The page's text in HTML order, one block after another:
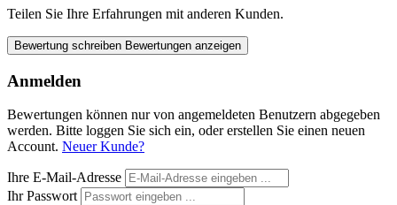
Teilen Sie Ihre Erfahrungen mit anderen Kunden.
Bewertung schreiben Bewertungen anzeigen
Anmelden
Bewertungen können nur von angemeldeten Benutzern abgegeben
werden. Bitte loggen Sie sich ein, oder erstellen Sie einen neuen
Account. Neuer Kunde?
Ihre E-Mail-Adresse
Ihr Passwort